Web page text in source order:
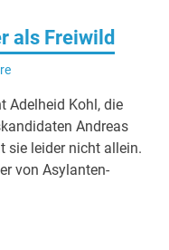
als Freiwild
Adelheid Kohl, die
Andreas
sie leider nicht allein.
von Asylanten-